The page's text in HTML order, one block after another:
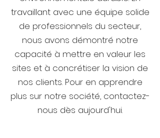
travaillant avec une équipe solide
de professionnels du secteur,
nous avons démontré notre
capacité à mettre en valeur les
sites et à concrétiser la vision de
nos clients. Pour en apprendre
plus sur notre société, contactez-
nous dès aujourd'hui.